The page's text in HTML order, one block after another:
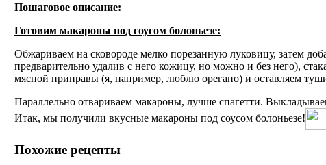
Пошаговое описание:
Готовим макароны под соусом болоньезе:
Обжариваем на сковороде мелко порезанную луковицу, затем
предварительно удалив с него кожицу, но можно и без него),
мясной приправы (я, например, люблю орегано) и оставляем
Параллельно отвариваем макароны, лучше спагетти.
Итак, мы получили вкусные макароны под соусом болоньезе!
Похожие рецепты